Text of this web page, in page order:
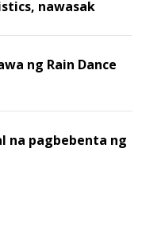
nawasak
ng Rain Dance
na pagbebenta ng